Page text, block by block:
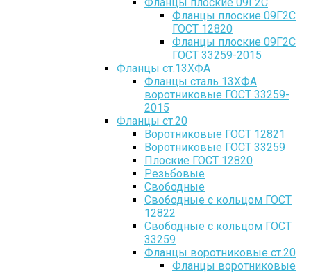
Фланцы плоские 09Г2С
ГОСТ 12820
Фланцы плоские 09Г2С
ГОСТ 33259-2015
Фланцы ст.13ХФА
Фланцы сталь 13ХФА
воротниковые ГОСТ 33259-
2015
Фланцы ст.20
Воротниковые ГОСТ 12821
Воротниковые ГОСТ 33259
Плоские ГОСТ 12820
Резьбовые
Свободные
Свободные с кольцом ГОСТ
12822
Свободные с кольцом ГОСТ
33259
Фланцы воротниковые ст.20
Фланцы воротниковые